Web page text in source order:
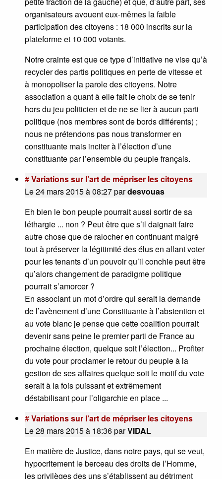
organisateurs avouent eux-mêmes la faible
participation des citoyens : 18 000 inscrits sur la
plateforme et 10 000 votants.
Notre crainte est que ce type d’initiative ne vise qu’à
recycler des partis politiques en perte de vitesse et
à monopoliser la parole des citoyens. Notre
association a quant à elle fait le choix de se tenir
hors du jeu politicien et de ne se lier à aucun parti
politique (nos membres sont de bords différents) ;
nous ne prétendons pas nous transformer en
constituante mais inciter à l’élection d’une
constituante par l’ensemble du peuple français.
#Variations sur l’art de mépriser les citoyens
Le 24 mars 2015 à 08:27pardesvouas
Eh bien le bon peuple pourrait aussi sortir de sa
léthargie ... non ? Peut être que s’il daignait faire
autre chose que de ralocher en continuant malgré
tout à préserver la légitimité des élus en allant voter
pour les tenants d’un pouvoir qu’il conchie peut être
qu’alors changement de paradigme politique
pourrait s’amorcer ?
En associant un mot d’ordre qui serait la demande
de l’avènement d’une Constituante à l’abstention et
au vote blanc je pense que cette coalition pourrait
devenir sans peine le premier parti de France au
prochaine élection, quelque soit l’élection... Profiter
du vote pour proclamer le retour du peuple à la
gestion de ses affaires quelque soit le motif du vote
serait à la fois puissant et extrêmement
déstabilisant pour l’oligarchie en place ...
#Variations sur l’art de mépriser les citoyens
Le 28 mars 2015 à 18:36parVIDAL
En matière de Justice, dans notre pays, qui se veut,
hypocritement le berceau des droits de l’Homme,
les privilèges des uns s’établissent au détriment